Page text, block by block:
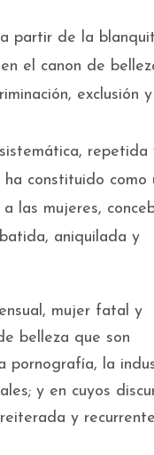
partir de la
el canon de
exclusión y
repetida
constituido como
las mujeres,
aniquilada y
mujer fatal y
belleza que son
pornografía, la
y en cuyos
y